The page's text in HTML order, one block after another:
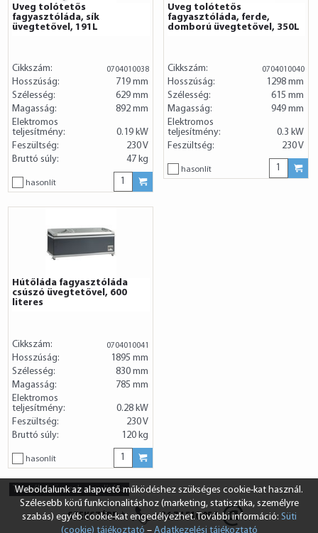
SZEKSZÁRD +36 74 510 054
Üveg tolótetős
fagyasztóláda, sík
üvegtetővel, 191L
Cikkszám: 0704010038
Hosszúság:
719 mm
Szélesség:
629 mm
Magasság:
892 mm
Elektromos
teljesítmény:
0.19 kW
Feszültség:
230 V
Bruttó súly:
47 kg
hasonlít
Üveg tolótetős
fagyasztóláda, ferde,
domború üvegtetővel, 350L
Cikkszám: 0704010040
Hosszúság:
1298 mm
Szélesség:
615 mm
Magasság:
949 mm
Elektromos
teljesítmény:
0.3 kW
Feszültség:
230 V
hasonlít
Hútőláda fagyasztóláda
csúszó üvegtetővel, 600
literes
Cikkszám: 0704010041
Hosszúság:
1895 mm
Szélesség:
830 mm
Magasság:
785 mm
Elektromos
teljesítmény:
0.28 kW
Feszültség:
230 V
Bruttó súly:
120 kg
hasonlít
Termékek összehasonlítása
Weboldalunk az alapvető működéshez szükséges cookie-kat használ.
Szélesebb körű funkcionalitáshoz (marketing, statisztika, személyre
szabás) egyéb cookie-kat engedélyezhet. További információ: Süti
(cookie) tájékoztató – Adatkezelési tájékoztató